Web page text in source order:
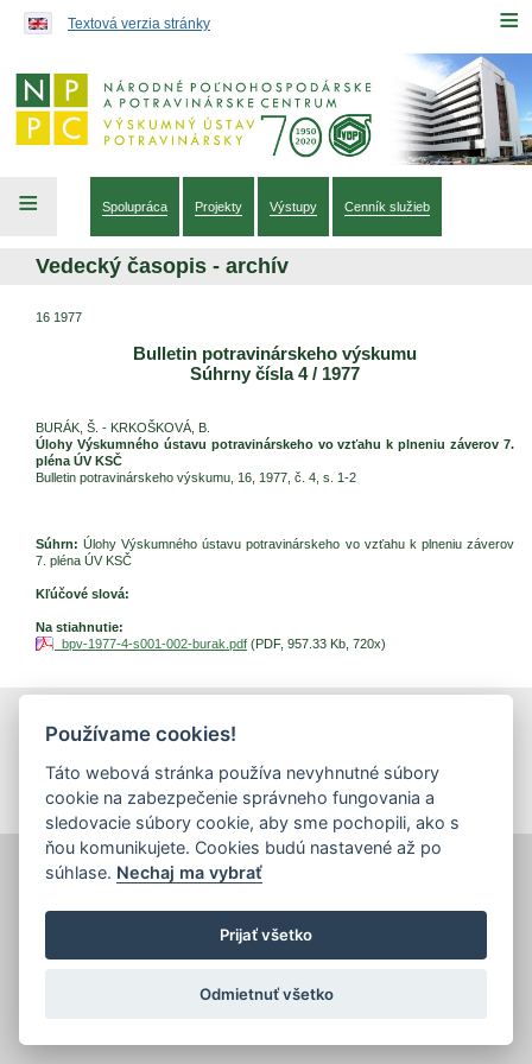
≡
Textová verzia stránky
≡ Spolupráca Projekty Výstupy Cenník služieb
Vedecký časopis - archív
16 1977
Bulletin potravinárskeho výskumu
Súhrny čísla 4 / 1977
BURÁK, Š. - KRKOŠKOVÁ, B.
Úlohy Výskumného ústavu potravinárskeho vo vzťahu k plneniu záverov 7.
pléna ÚV KSČ
Bulletin potravinárskeho výskumu, 16, 1977, č. 4, s. 1-2
Súhrn: Úlohy Výskumného ústavu potravinárskeho vo vzťahu k plneniu záverov
7. pléna ÚV KSČ
Kľúčové slová:
Na stiahnutie:
bpv-1977-4-s001-002-burak.pdf (PDF, 957.33 Kb, 720x)
tlačiť|mapa stránok
Priemyselná 4, 821 08 Bratislava
Dizajn a prevádzka -
Inštitút znalostného pôdohospodárstva a inovácií
Používame cookies!
Táto webová stránka používa nevyhnutné súbory
cookie na zabezpečenie správneho fungovania a
sledovacie súbory cookie, aby sme pochopili, ako s
ňou komunikujete. Cookies budú nastavené až po
súhlase. Nechaj ma vybrať
Prijať všetko
Odmietnuť všetko